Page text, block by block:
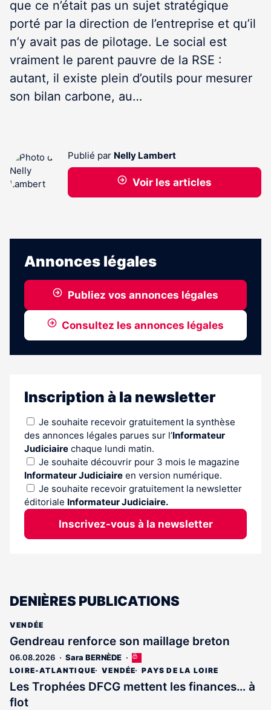
que ce n’était pas un sujet stratégique
porté par la direction de l’entreprise et qu’il
n’y avait pas de pilotage. Le social est
vraiment le parent pauvre de la RSE :
autant, il existe plein d’outils pour mesurer
son bilan carbone, au…
Publié par Nelly Lambert
Voir les articles
Annonces légales
Publiez vos annonces légales
Consultez les annonces légales
Inscription à la newsletter
Je souhaite recevoir gratuitement la synthèse
des annonces légales parues sur l’Informateur
Judiciaire chaque lundi matin.
Je souhaite découvrir pour 3 mois le magazine
Informateur Judiciaire en version numérique.
Je souhaite recevoir gratuitement la newsletter
éditoriale Informateur Judiciaire.
Inscrivez-vous à la newsletter
DENIÈRES PUBLICATIONS
VENDÉE
Gendreau renforce son maillage breton
06.08.2026 Sara BERNÈDE
Cet
article
est
réservé
LOIRE-ATLANTIQUE VENDÉE PAYS DE LA LOIRE
Les Trophées DFCG mettent les finances… à
flot